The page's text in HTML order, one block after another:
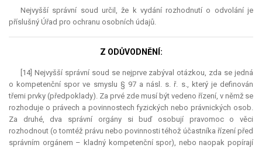
Nejvyšší správní soud určil, že k vydání rozhodnutí o odvolání je
příslušný Úřad pro ochranu osobních údajů.
Z ODŮVODNĚNÍ:
[14] Nejvyšší správní soud se nejprve zabýval otázkou, zda se jedná
o kompetenční spor ve smyslu § 97 a násl. s. ř. s., který je definován
třemi prvky (předpoklady). Za prvé zde musí být vedeno řízení, v němž se
rozhoduje o právech a povinnostech fyzických nebo právnických osob.
Za druhé, dva správní orgány si buď osobují pravomoc o věci
rozhodnout (o tomtéž právu nebo povinnosti téhož účastníka řízení před
správním orgánem – kladný kompetenční spor), nebo naopak popírají